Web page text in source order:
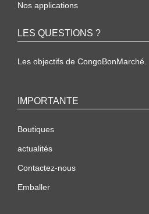
Nos applications
LES QUESTIONS ?
Les objectifs de CongoBonMarché.
IMPORTANTE
Boutiques
actualités
Contactez-nous
Emballer